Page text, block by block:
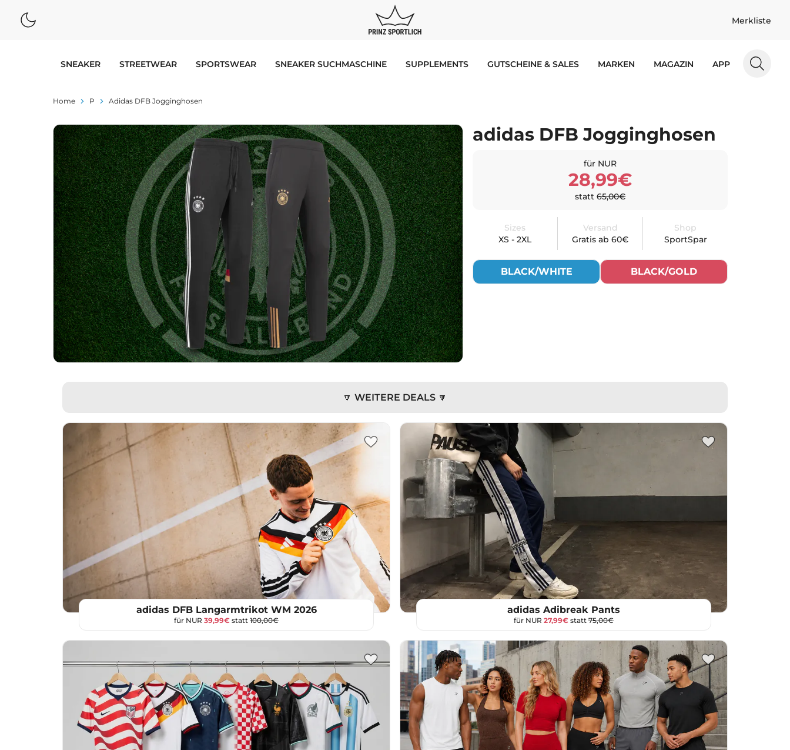
Merkliste
SNEAKER STREETWEAR SPORTSWEAR SNEAKER SUCHMASCHINE SUPPLEMENTS GUTSCHEINE & SALES MARKEN MAGAZIN APP
Home P Adidas DFB Jogginghosen
adidas DFB Jogginghosen
für NUR
28,99€
statt65,00€
Sizes
XS - 2XL
Versand
Gratis ab 60€
Shop
SportSpar
BLACK/WHITE BLACK/GOLD
🔽 WEITERE DEALS 🔽
adidas DFB Langarmtrikot WM 2026
für NUR 39,99€ statt 100,00€
adidas Adibreak Pants
für NUR 27,99€ statt 75,00€